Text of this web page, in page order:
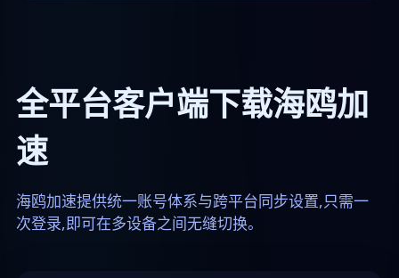
全平台客户端下载海鸥加
速
海鸥加速提供统一账号体系与跨平台同步设置,只需一
次登录,即可在多设备之间无缝切换。